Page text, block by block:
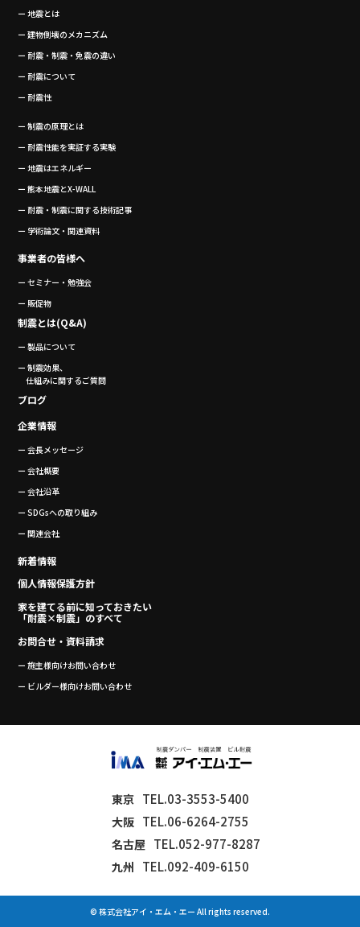
ー 地震とは
ー 建物倒壊のメカニズム
ー 耐震・制震・免震の違い
ー 耐震について
ー 耐震性
ー 制震の原理とは
ー 耐震性能を実証する実験
ー 地震はエネルギー
ー 熊本地震とX-WALL
ー 耐震・制震に関する技術記事
ー 学術論文・関連資料
事業者の皆様へ
ー セミナー・勉強会
ー 販促物
制震とは(Q&A)
ー 製品について
ー 制震効果、
仕組みに関するご質問
ブログ
企業情報
ー 会長メッセージ
ー 会社概要
ー 会社沿革
ー SDGsへの取り組み
ー 関連会社
新着情報
個人情報保護方針
家を建てる前に知っておきたい
「耐震×制震」のすべて
お問合せ・資料請求
ー 施主様向けお問い合わせ
ー ビルダー様向けお問い合わせ
東京 TEL.03-3553-5400
大阪 TEL.06-6264-2755
名古屋 TEL.052-977-8287
九州 TEL.092-409-6150
© 株式会社アイ・エム・エー All rights reserved.